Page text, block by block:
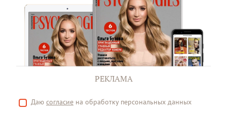
РЕКЛАМА
Даю согласие на обработку персональных данных